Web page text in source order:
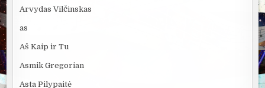
Arvydas Vilčinskas
as
Aš Kaip ir Tu
Asmik Gregorian
Asta Pilypaitė